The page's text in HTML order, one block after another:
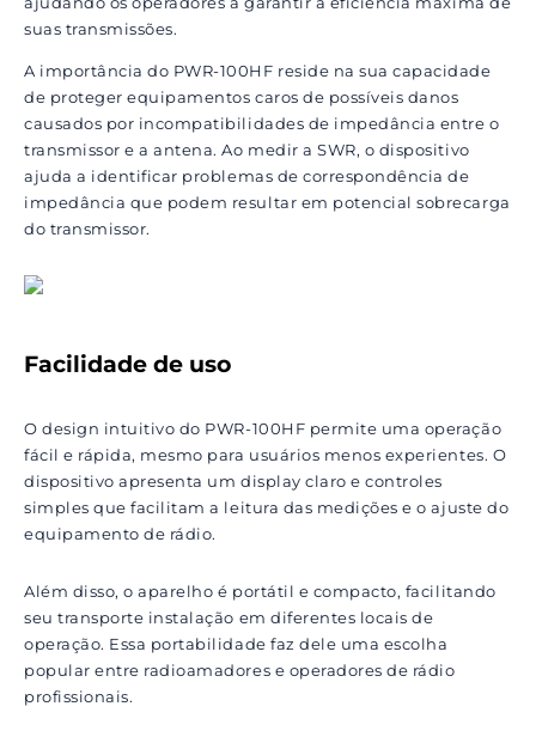
suas transmissões.
A importância do PWR-100HF reside na sua capacidade
de proteger equipamentos caros de possíveis danos
causados por incompatibilidades de impedância entre o
transmissor e a antena. Ao medir a SWR, o dispositivo
ajuda a identificar problemas de correspondência de
impedância que podem resultar em potencial sobrecarga
do transmissor.
Facilidade de uso
O design intuitivo do PWR-100HF permite uma operação
fácil e rápida, mesmo para usuários menos experientes. O
dispositivo apresenta um display claro e controles
simples que facilitam a leitura das medições e o ajuste do
equipamento de rádio.
Além disso, o aparelho é portátil e compacto, facilitando
seu transporte instalação em diferentes locais de
operação. Essa portabilidade faz dele uma escolha
popular entre radioamadores e operadores de rádio
profissionais.